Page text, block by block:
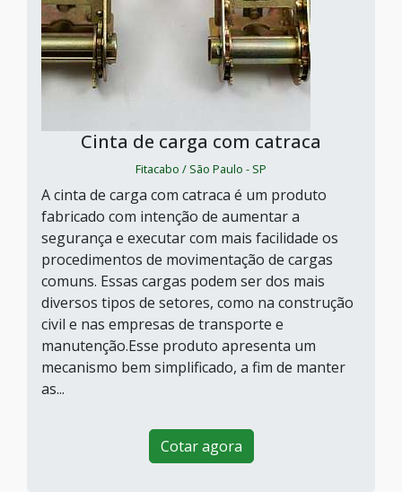
Cinta de carga com catraca
Fitacabo / São Paulo - SP
A cinta de carga com catraca é um produto
fabricado com intenção de aumentar a
segurança e executar com mais facilidade os
procedimentos de movimentação de cargas
comuns. Essas cargas podem ser dos mais
diversos tipos de setores, como na construção
civil e nas empresas de transporte e
manutenção.Esse produto apresenta um
mecanismo bem simplificado, a fim de manter
as...
Cotar agora